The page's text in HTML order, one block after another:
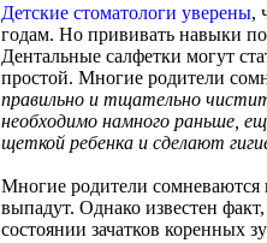
Детские стоматологи уверены,
годам. Но прививать навыки
Дентальные салфетки могут
простой. Многие родители
правильно и тщательно
необходимо намного раньше,
щеткой ребенка и сделают
Многие родители сомневаются
выпадут. Однако известен
состоянии зачатков коренных